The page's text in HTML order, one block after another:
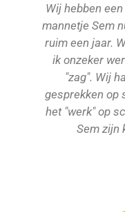
Wij hebben
mannetje Sem
ruim een jaar.
ik onzeker
"zag". Wij
gesprekken op
het "werk" op
Sem zijn